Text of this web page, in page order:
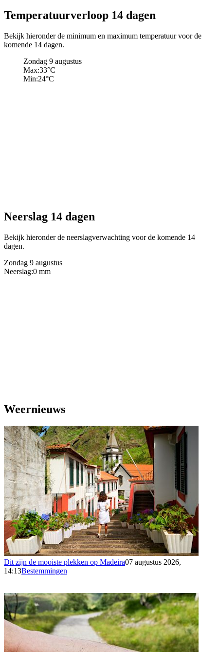
Temperatuurverloop 14 dagen
Bekijk hieronder de minimum en maximum temperatuur voor de
komende 14 dagen.
Zondag 9 augustus
Max:33°C
Min:24°C
Neerslag 14 dagen
Bekijk hieronder de neerslagverwachting voor de komende 14
dagen.
Zondag 9 augustus
Neerslag:0 mm
Weernieuws
Dit zijn de mooiste plekken op Madeira07 augustus 2026,
14:13Bestemmingen